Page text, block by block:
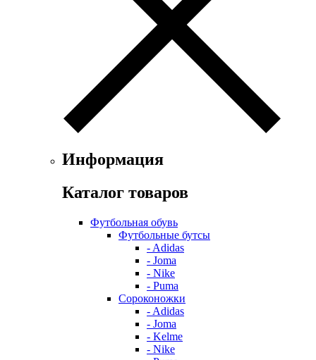
Информация
Каталог товаров
Футбольная обувь
Футбольные бутсы
- Adidas
- Joma
- Nike
- Puma
Сороконожки
- Adidas
- Joma
- Kelme
- Nike